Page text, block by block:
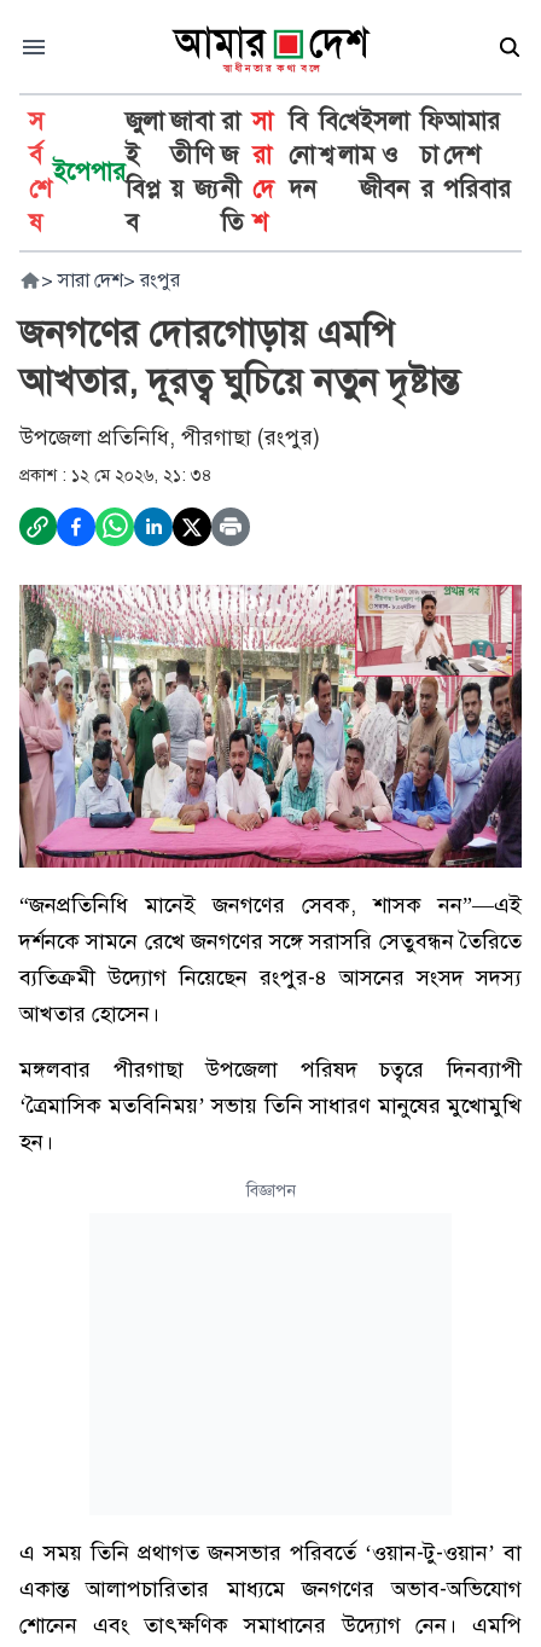
স
র্ব
শে
ষ
ইপেপার
জুলা
ই
বিপ্ল
ব
জা
তী
য়
বা
ণি
জ্য
রা
জ
নী
তি
সা
রা
দে
শ
বি
নো
দন
বি
শ্ব
খে
লা
ইসলা
ম ও
জীবন
ফি
চা
র
আমার
দেশ
পরিবার
> সারা দেশ> রংপুর
জনগণের দোরগোড়ায় এমপি
আখতার, দূরত্ব ঘুচিয়ে নতুন দৃষ্টান্ত
উপজেলা প্রতিনিধি, পীরগাছা (রংপুর)
প্রকাশ : ১২ মে ২০২৬, ২১: ৩৪
“জনপ্রতিনিধি মানেই জনগণের সেবক, শাসক নন”—এই
দর্শনকে সামনে রেখে জনগণের সঙ্গে সরাসরি সেতুবন্ধন তৈরিতে
ব্যতিক্রমী উদ্যোগ নিয়েছেন রংপুর-৪ আসনের সংসদ সদস্য
আখতার হোসেন।
মঙ্গলবার পীরগাছা উপজেলা পরিষদ চত্বরে দিনব্যাপী
‘ত্রৈমাসিক মতবিনিময়’ সভায় তিনি সাধারণ মানুষের মুখোমুখি
হন।
বিজ্ঞাপন
এ সময় তিনি প্রথাগত জনসভার পরিবর্তে ‘ওয়ান-টু-ওয়ান’ বা
একান্ত আলাপচারিতার মাধ্যমে জনগণের অভাব-অভিযোগ
শোনেন এবং তাৎক্ষণিক সমাধানের উদ্যোগ নেন। এমপি